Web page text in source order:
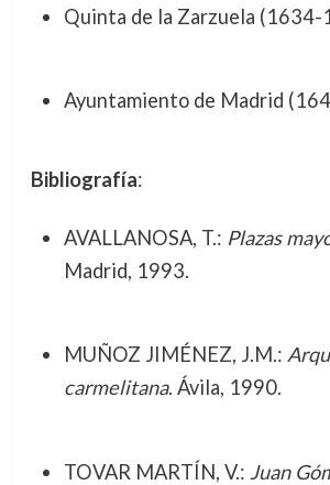
Quinta de la Zarzuela (1634-
Ayuntamiento de Madrid
Bibliografía:
AVALLANOSA, T.: Plazas
Madrid, 1993.
MUÑOZ JIMÉNEZ, J.M.:
carmelitana. Ávila, 1990.
TOVAR MARTÍN, V.: Juan